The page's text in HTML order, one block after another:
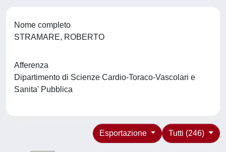
Nome completo
STRAMARE, ROBERTO
Afferenza
Dipartimento di Scienze Cardio-Toraco-Vascolari e
Sanita' Pubblica
Tutti (246)
Esportazione